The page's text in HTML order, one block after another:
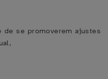
de se promoverem ajustes